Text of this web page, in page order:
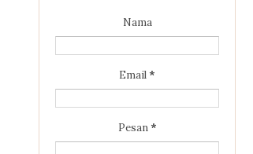
Nama
Email *
Pesan *